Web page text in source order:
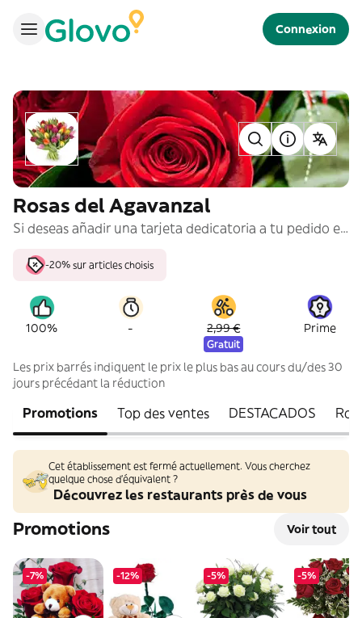
Connexion
Rosas del Agavanzal
Si deseas añadir una tarjeta dedicatoria a tu pedido escribe tu texto en la caja de solicitud especial que encontrarás en el checkout. No es apta para pedir productos personalizados. Glovo solo entregará productos que se encuentren en el menú.
-20% sur articles choisis
100% - 2,99 €
Gratuit
Prime
Les prix barrés indiquent le prix le plus bas au cours du/des 30
jours précédant la réduction
Promotions Top des ventes DESTACADOS
Cet établissement est fermé actuellement. Vous cherchez
quelque chose d'équivalent ?
Découvrez les restaurants près de vous
Promotions Voir tout
-7% -12% -5% -5%